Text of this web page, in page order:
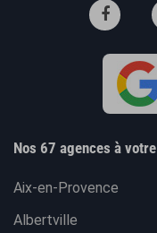
Nos 67 agences à
Aix-en-Provence
Albertville